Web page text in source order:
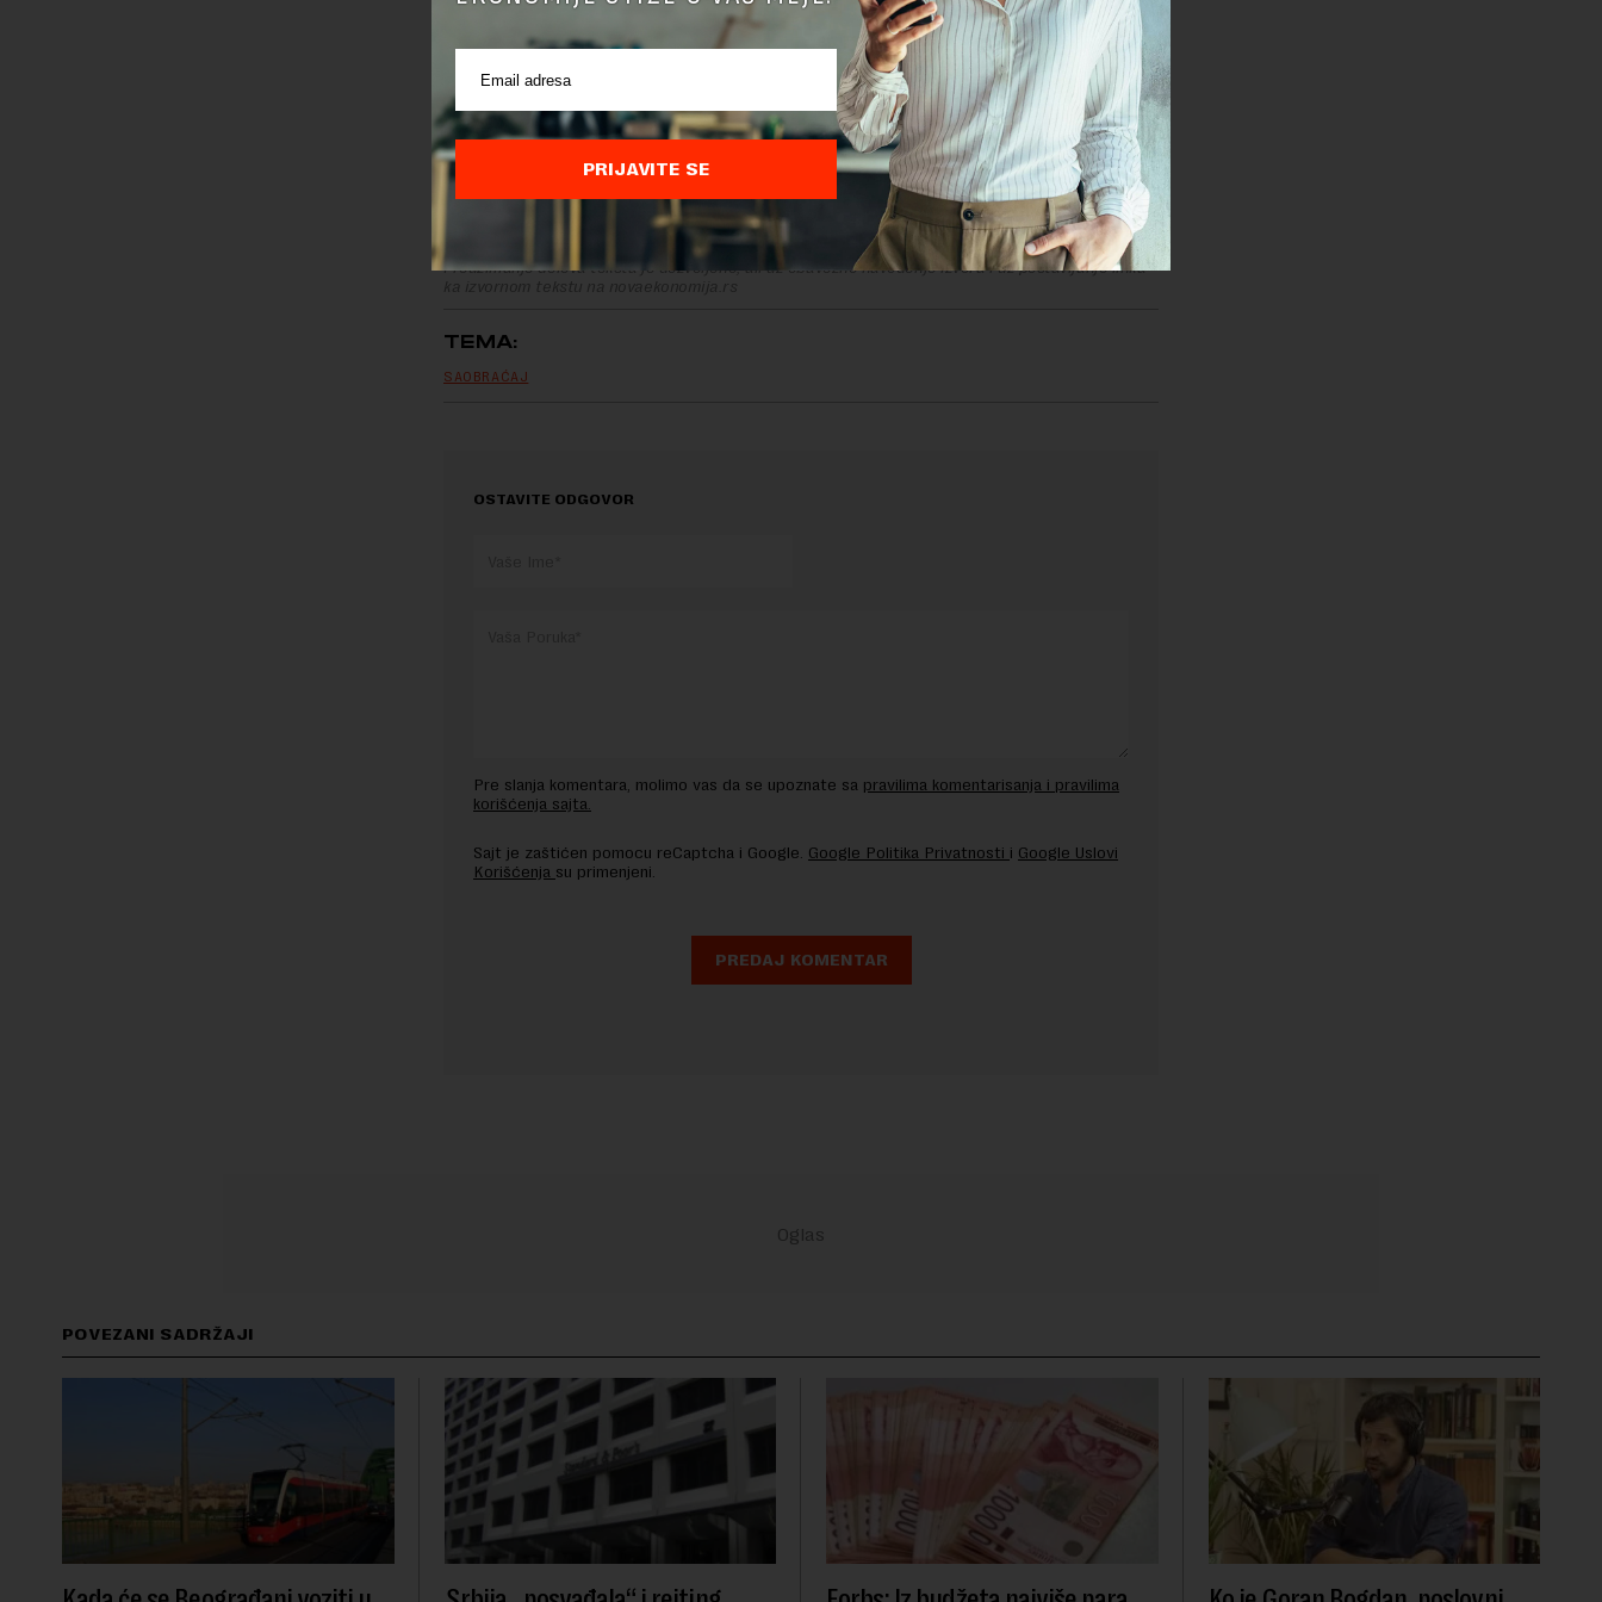
Preduzeće
, koja će raditi na održavanju plovnog puta Dunava je
iz Bugarske, piše na sajtu ove firme.
Većinski vlasnik (51,7 odsto) preduzeća Geo-projekt SM jeMiroslav Mirković,
23,3 odsto je u vlasništvuMilana Jovičića, dok je četvrtina udela u vlasništvu
same kompanije.
Preuzimanje delova teksta je dozvoljeno, ali uz obavezno navođenje izvora i uz postavljanje linka
ka izvornom tekstu na novaekonomija.rs
TEMA:
SAOBRAĆAJ
OSTAVITE ODGOVOR
Pre slanja komentara, molimo vas da se upoznate sa pravilima komentarisanja i pravilima
korišćenja sajta.
Sajt je zaštićen pomocu reCaptcha i Google. Google Politika Privatnosti i Google Uslovi
Korišćenja su primenjeni.
POVEZANI SADRŽAJI
PRIJAVITE SE